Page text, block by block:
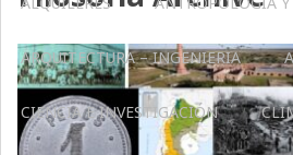
ARQUITECTURA – INGENIERIA
CIENCIA E INVESTIGACIÓN